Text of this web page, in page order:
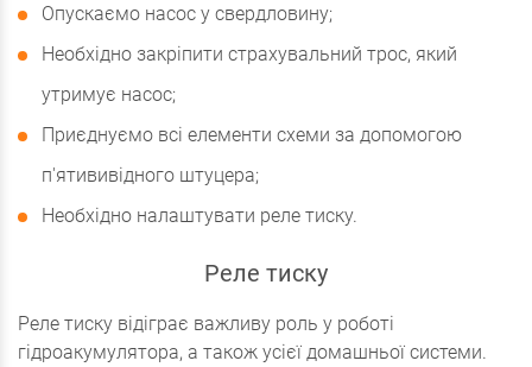
Опускаємо насос у свердловину;
Необхідно закріпити страхувальний трос, який
утримує насос;
Приєднуємо всі елементи схеми за допомогою
п'ятививідного штуцера;
Необхідно налаштувати реле тиску.
Реле тиску
Реле тиску відіграє важливу роль у роботі
гідроакумулятора, а також усієї домашньої системи.